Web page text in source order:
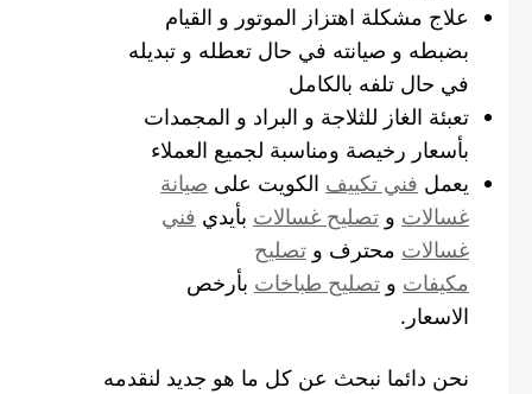
علاج مشكلة اهتزاز الموتور و القيام
بضبطه و صيانته في حال تعطله و تبديله
في حال تلفه بالكامل
تعبئة الغاز للثلاجة و البراد و المجمدات
بأسعار رخيصة ومناسبة لجميع العملاء
يعمل فني تكييف الكويت على صيانة
غسالات و تصليح غسالات بأيدي فني
غسالات محترف و تصليح
مكيفات و تصليح طباخات بأرخص
الاسعار.
نحن دائما نبحث عن كل ما هو جديد لنقدمه